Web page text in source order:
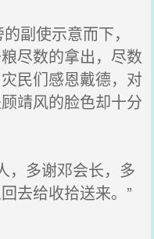
副使示意而下，
尽数的拿出，尽数
民们感恩戴德，对
靖风的脸色却十分
，多谢邓会长，多
去给收拾送来。”